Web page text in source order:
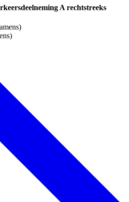
A rechtstreeks